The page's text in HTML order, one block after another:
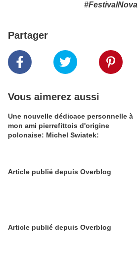
#FestivalNova
Partager
Vous aimerez aussi
Une nouvelle dédicace personnelle à
mon ami pierrefittois d'origine
polonaise: Michel Swiatek:
Article publié depuis Overblog
Article publié depuis Overblog